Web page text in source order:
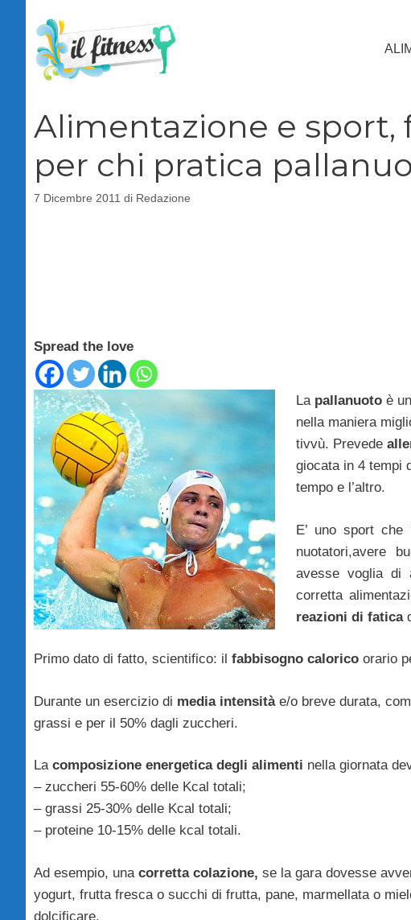
contenuto
Alimentazione e sport,
per chi pratica
7 Dicembre 2011 di Redazione
Spread the love
La pallanuotoè
nella maniera
tivvù. Prevede
giocata in 4 tempi
tempo e l’altro.
E’ uno sport
nuotatori,avere
avesse voglia di
corretta
reazioni di fatica
Primo dato di fatto, scientifico: il fabbisogno calorico orario
Durante un esercizio di media intensitàe/o breve durata,
grassi e per il 50% dagli zuccheri.
La composizione energetica degli alimenti nella giornata
– zuccheri 55-60% delle Kcal totali;
– grassi 25-30% delle Kcal totali;
– proteine 10-15% delle kcal totali.
Ad esempio, una corretta colazione, se la gara dovesse
yogurt, frutta fresca o succhi di frutta, pane, marmellata o
dolcificare.